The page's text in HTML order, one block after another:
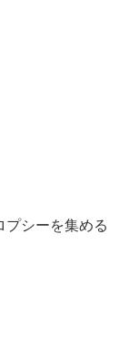
プシーを集める